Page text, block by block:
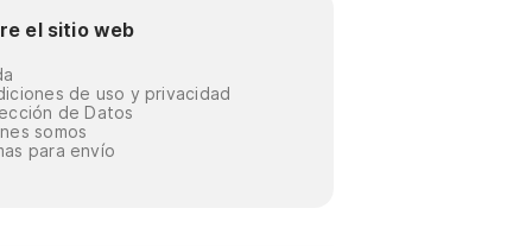
el sitio web
de uso y privacidad
de Datos
somos
para envío